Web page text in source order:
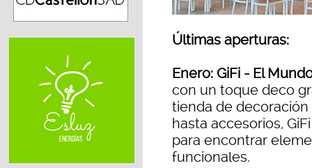
Últimas aperturas:
Enero: GiFi - El
con un toque deco
tienda de
hasta accesorios,
para encontrar
funcionales.